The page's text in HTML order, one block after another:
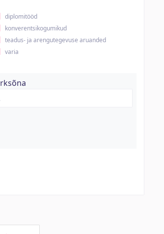
diplomitööd
konverentsikogumikud
teadus- ja arengutegevuse aruanded
varia